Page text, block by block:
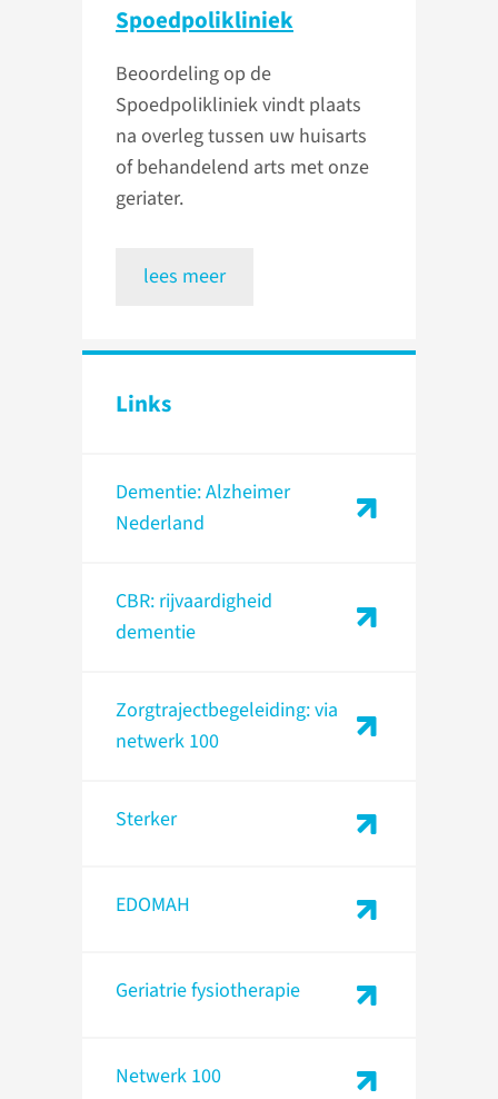
Spoedpolikliniek
Beoordeling op de
Spoedpolikliniek vindt plaats
na overleg tussen uw huisarts
of behandelend arts met onze
geriater.
lees meer
Links
Dementie: Alzheimer
Nederland
CBR: rijvaardigheid
dementie
Zorgtrajectbegeleiding: via
netwerk 100
Sterker
EDOMAH
Geriatrie fysiotherapie
Netwerk 100